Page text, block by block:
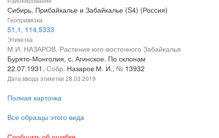
Сибирь, Прибайкалье и Забайкалье (S4) (Россия)
Геопривязка
51,1, 114,5333
Этикетка
М.И. НАЗАРОВ. Растения юго-восточного Забайкалья
Бурято-Монголия, с. Агинское. По склонам
22.07.1931. Собр. Назаров М. И., № 13932
Дата ввода этикетки 28.03.2019
Полная карточка
Все образцы этого вида